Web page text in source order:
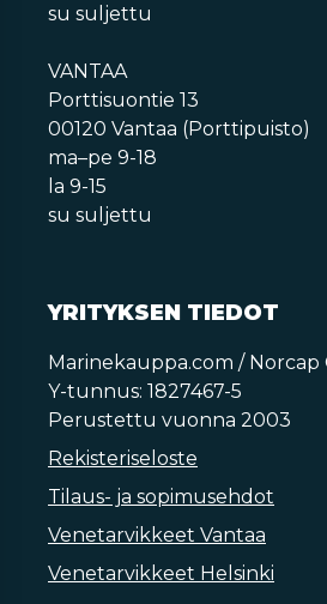
su suljettu
VANTAA
Porttisuontie 13
00120 Vantaa (Porttipuisto)
ma–pe 9-18
la 9-15
su suljettu
YRITYKSEN TIEDOT
Marinekauppa.com / Norcap
Y-tunnus: 1827467-5
Perustettu vuonna 2003
Rekisteriseloste
Tilaus- ja sopimusehdot
Venetarvikkeet Vantaa
Venetarvikkeet Helsinki